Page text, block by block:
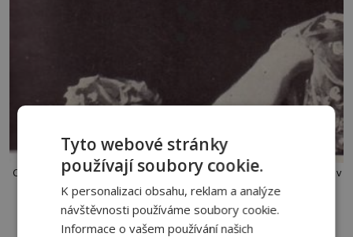
Charlotte Moberly je ředitelkou jedné z kolejí Oxfordské univerzity a v
cesty časem údajně nevěří, dokud jednu neprožije. Foto: Volné dílo,
Wikimedia commons
Tyto webové stránky
používají soubory cookie.
K personalizaci obsahu, reklam a analýze
návštěvnosti používáme soubory cookie.
Informace o vašem používání našich